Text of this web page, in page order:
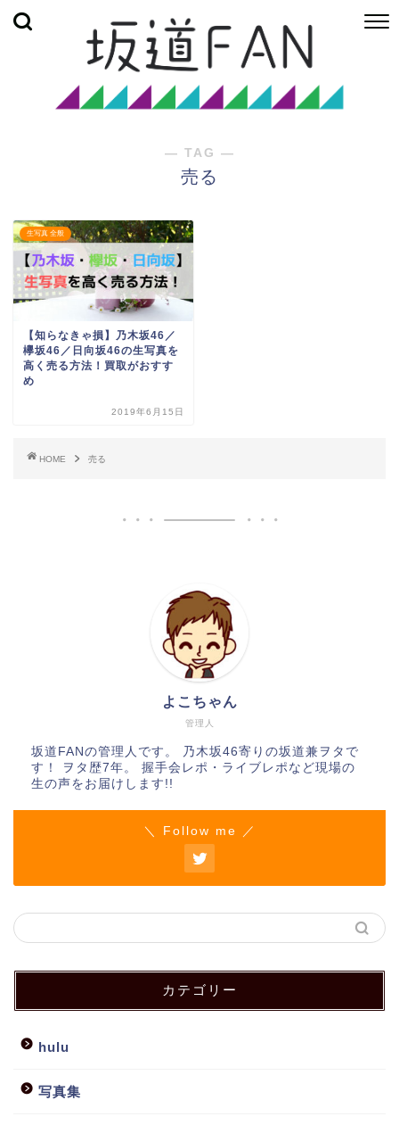
― TAG ―
売る
生写真 全般
【知らなきゃ損】乃木坂46／
欅坂46／日向坂46の生写真を
高く売る方法！買取がおすす
め
2019年6月15日
HOME 売る
管理人
よこちゃん
坂道FANの管理人です。 乃木坂46寄りの坂道兼ヲタで
す！ ヲタ歴7年。 握手会レポ・ライブレポなど現場の
生の声をお届けします!!
＼ Follow me ／
カテゴリー
hulu
写真集